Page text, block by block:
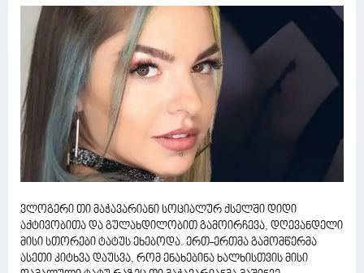
ვლოგერი თი მაჭავარიანი სოციალურ ქსელში დიდი
აქტივობითა და გულახდილობით გამოირჩევა, დღევანდელი
მისი სთორები ტატუს ეხებოდა. ერთ-ერთმა გამომწერმა
ასეთი კიტხვა დაუსვა, რომ ენახებინა ხალხისთვის მისი